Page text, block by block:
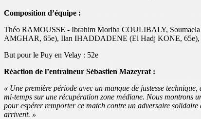
Composition d’équipe :
Théo RAMOUSSE - Ibrahim Moriba COULIBALY,
AMGHAR, 65e), Ilan IHADDADENE (El Hadj KONE,
But pour le Puy en Velay : 52e
Réaction de l’entraineur Sébastien Mazeyrat :
« Une première période avec un manque de justesse
mi-temps sur une récupération zone médiane. Nous montrons
pour espérer remporter ce match contre un adversaire
arrivent. »